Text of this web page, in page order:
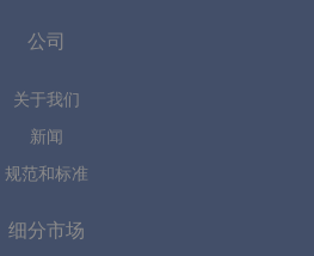
公司
关于我们
新闻
规范和标准
细分市场